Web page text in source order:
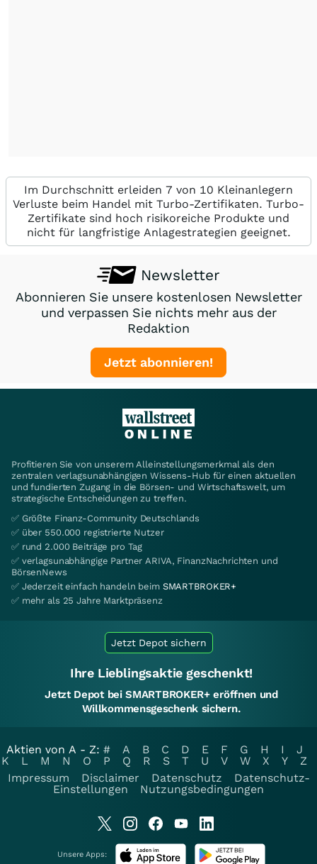
Im Durchschnitt erleiden 7 von 10 Kleinanlegern
Verluste beim Handel mit Turbo-Zertifikaten. Turbo-
Zertifikate sind hoch risikoreiche Produkte und
nicht für langfristige Anlagestrategien geeignet.
Newsletter
Abonnieren Sie unsere kostenlosen Newsletter
und verpassen Sie nichts mehr aus der
Redaktion
Jetzt abonnieren!
Profitieren Sie von unserem Alleinstellungsmerkmal als den
zentralen verlagsunabhängigen Wissens-Hub für einen aktuellen
und fundierten Zugang in die Börsen- und Wirtschaftswelt, um
strategische Entscheidungen zu treffen.
✅ Größte Finanz-Community Deutschlands
✅ über 550.000 registrierte Nutzer
✅ rund 2.000 Beiträge pro Tag
✅ verlagsunabhängige Partner ARIVA, FinanzNachrichten und
BörsenNews
✅ Jederzeit einfach handeln beim SMARTBROKER+
✅ mehr als 25 Jahre Marktpräsenz
Jetzt Depot sichern
Ihre Lieblingsaktie geschenkt!
Jetzt Depot bei SMARTBROKER+ eröffnen und
Willkommensgeschenk sichern.
Aktien von A - Z: # A B C D E F G H I
J
K
L M N O P Q R S T U V W X Y
Z
Impressum
Disclaimer Datenschutz
Datenschutz-
Einstellungen
Nutzungsbedingungen
Unsere Apps: